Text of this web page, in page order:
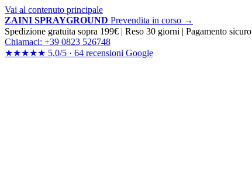
Vai al contenuto principale
ZAINI SPRAYGROUND Prevendita in corso →
Spedizione gratuita sopra 199€ | Reso 30 giorni | Pagamento sicuro
Chiamaci: +39 0823 526748
★★★★★ 5,0/5 · 64 recensioni Google